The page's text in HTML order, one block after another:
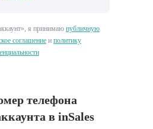
я принимаю публичную
соглашение и политику
телефона
в inSales